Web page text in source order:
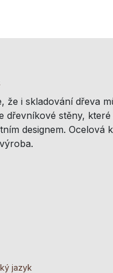
že i skladování dřeva
dřevníkové stěny,
designem. Ocelová
jazyk